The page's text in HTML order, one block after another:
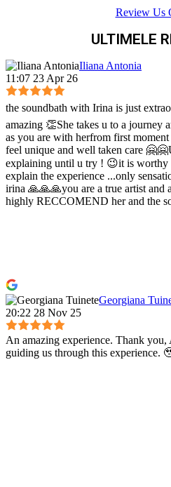
Review Us
ULTIMELE
Iliana Antonia
11:07 23 Apr 26
the soundbath with Irina is just
amazing 👏She takes u to a journey
as you are with herfrom first
feel unique and well taken care
explaining until u try ! 😉it is worthy
explain the experience ...only
irina 🙏🙏🙏you are a true artist and
highly RECCOMEND her and the
Georgiana
20:22 28 Nov 25
An amazing experience. Thank you,
guiding us through this experience.